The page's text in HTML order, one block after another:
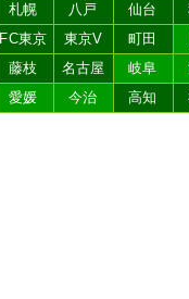
札幌 八戸 仙台
FC東京
東京V 町田
藤枝
名古屋 岐阜
愛媛
今治 高知